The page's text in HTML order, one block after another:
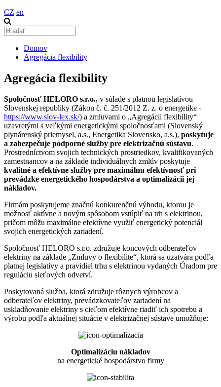
CZ en
Domov
Agregácia flexibility
Agregácia flexibility
Spoločnosť HELORO s.r.o., v súlade s platnou legislatívou
Slovenskej republiky (Zákon č. č. 251/2012 Z. z. o energetike -
https://www.slov-lex.sk/) a zmluvami o „Agregácii flexibility“
uzavretými s veľkými energetickými spoločnosťami (Slovenský
plynárenský priemysel, a.s., Energetika Slovensko, a.s.), poskytuje
a zabezpečuje podporné služby pre elektrizačnú sústavu.
Prostredníctvom svojich technických prostriedkov, kvalifikovaných
zamestnancov a na základe individuálnych zmlúv poskytuje
kvalitné a efektívne služby pre maximálnu efektívnosť pri
prevádzke energetického hospodárstva a optimalizácii jej
nákladov.
Firmám poskytujeme značnú konkurenčnú výhodu, ktorou je
možnosť aktívne a novým spôsobom vstúpiť na trh s elektrinou,
pričom môžu maximálne efektívne využiť energetický potenciál
svojich energetických zariadení.
Spoločnosť HELORO s.r.o. združuje koncových odberateľov
elektriny na základe „Zmluvy o flexibilite“, ktorá sa uzatvára podľa
platnej legislatívy a pravidiel trhu s elektrinou vydaných Úradom pre
reguláciu sieťových odvetví.
Poskytovaná služba, ktorá združuje rôznych výrobcov a
odberateľov elektriny, prevádzkovateľov zariadení na
uskladňovanie elektriny s cieľom efektívne riadiť ich spotrebu a
výrobu podľa aktuálnej situácie v elektrizačnej sústave umožňuje:
Optimalizáciu nákladov
na energetické hospodárstvo firmy